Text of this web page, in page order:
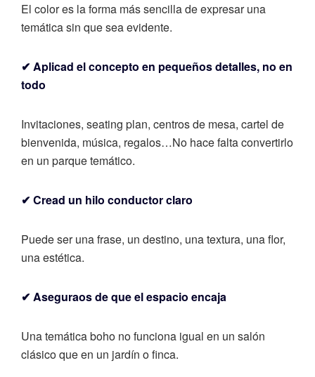
El color es la forma más sencilla de expresar una
temática sin que sea evidente.
✔ Aplicad el concepto en pequeños detalles, no en
todo
Invitaciones, seating plan, centros de mesa, cartel de
bienvenida, música, regalos…No hace falta convertirlo
en un parque temático.
✔ Cread un hilo conductor claro
Puede ser una frase, un destino, una textura, una flor,
una estética.
✔ Aseguraos de que el espacio encaja
Una temática boho no funciona igual en un salón
clásico que en un jardín o finca.